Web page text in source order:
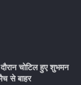
चोटिल हुए शुभमन
से बाहर